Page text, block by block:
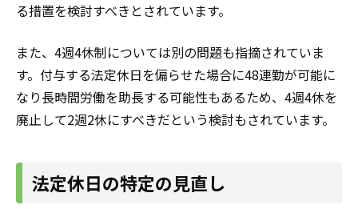
る措置を検討すべきとされています。
また、4週4休制については別の問題も指摘されていま
す。付与する法定休日を偏らせた場合に48連勤が可能に
なり長時間労働を助長する可能性もあるため、4週4休を
廃止して2週2休にすべきだという検討もされています。
法定休日の特定の見直し